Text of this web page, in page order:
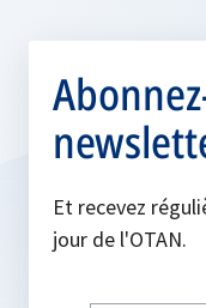
Et recevez
jour de l'OTAN.